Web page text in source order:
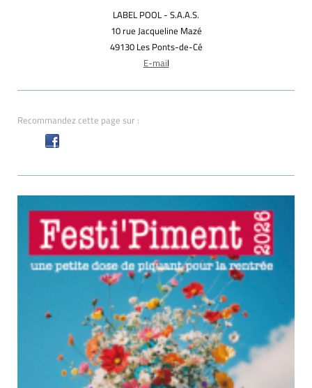
LABEL POOL - S.A.A.S.
10 rue Jacqueline Mazé
49130 Les Ponts-de-Cé
E-mail
Recommandez cette page sur :